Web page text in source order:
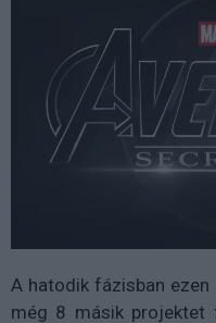
A hatodik fázisban
még 8 másik projektet